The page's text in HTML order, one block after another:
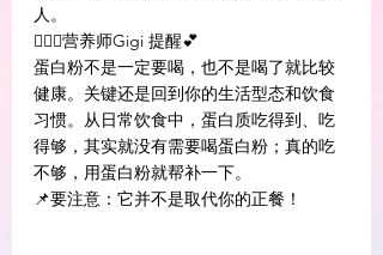
人。
👩🏻‍⚕️营养师Gigi 提醒💕
蛋白粉不是一定要喝，也不是喝了就比较
健康。关键还是回到你的生活型态和饮食
习惯。从日常饮食中，蛋白质吃得到、吃
得够，其实就没有需要喝蛋白粉；真的吃
不够，用蛋白粉就帮补一下。
📌要注意：它并不是取代你的正餐！